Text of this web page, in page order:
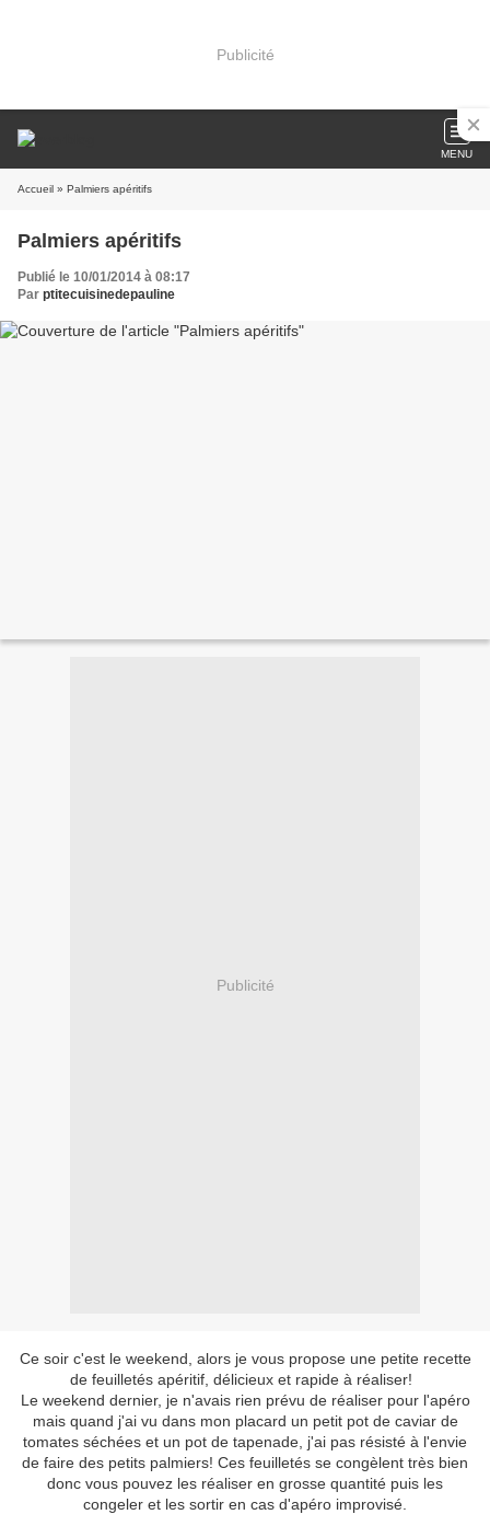
Publicité
MENU
Accueil » Palmiers apéritifs
Palmiers apéritifs
Publié le 10/01/2014 à 08:17
Par ptitecuisinedepauline
Publicité
Ce soir c'est le weekend, alors je vous propose une petite recette
de feuilletés apéritif, délicieux et rapide à réaliser!
Le weekend dernier, je n'avais rien prévu de réaliser pour l'apéro
mais quand j'ai vu dans mon placard un petit pot de caviar de
tomates séchées et un pot de tapenade, j'ai pas résisté à l'envie
de faire des petits palmiers! Ces feuilletés se congèlent très bien
donc vous pouvez les réaliser en grosse quantité puis les
congeler et les sortir en cas d'apéro improvisé.